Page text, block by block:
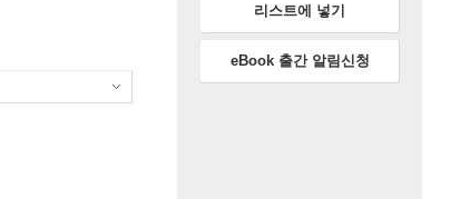
리스트에 넣기
eBook 출간 알림신청